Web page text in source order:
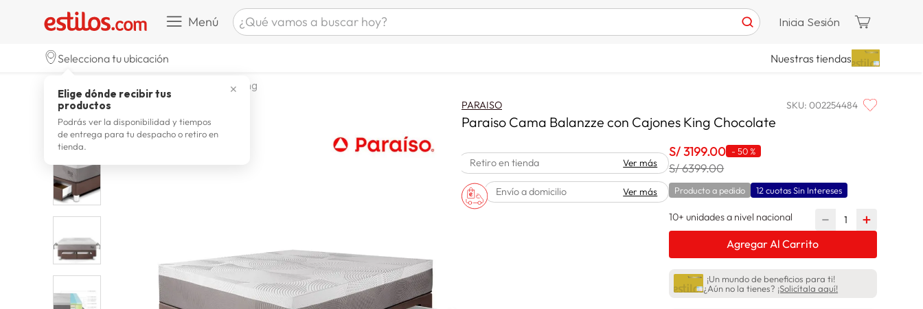
Menú ¿Qué vamos a buscar hoy?
9. spiderman
10. lavadora
Inicia Sesión
Selecciona tu ubicación
✕
Elige dónde recibir tus
productos
Podrás ver la disponibilidad y tiempos
de entrega para tu despacho o retiro en
tienda.
Nuestras tiendas
camas king
PARAISO SKU: 002254484
Paraiso Cama Balanzze con Cajones King Chocolate
Retiro en tienda Ver más
Envío a domicilio Ver más
S/3199.00 -50 %
S/ 6399.00
Producto a pedido 12 cuotas Sin Intereses
10+ unidades a nivel nacional ＋
－
Agregar Al Carrito
¡Un mundo de beneficios para ti!
¿Aún no la tienes? ¡Solicítala aquí!